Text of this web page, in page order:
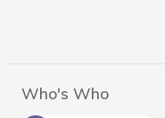
Who's Who